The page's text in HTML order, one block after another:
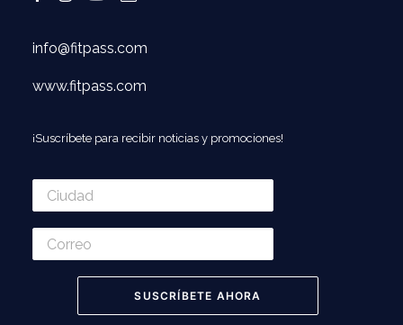
info@fitpass.com
www.fitpass.com
¡Suscríbete para recibir noticias y promociones!